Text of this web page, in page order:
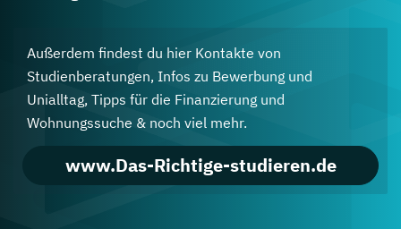
Außerdem findest du hier Kontakte von
Studienberatungen, Infos zu Bewerbung und
Unialltag, Tipps für die Finanzierung und
Wohnungssuche & noch viel mehr.
www.Das-Richtige-studieren.de